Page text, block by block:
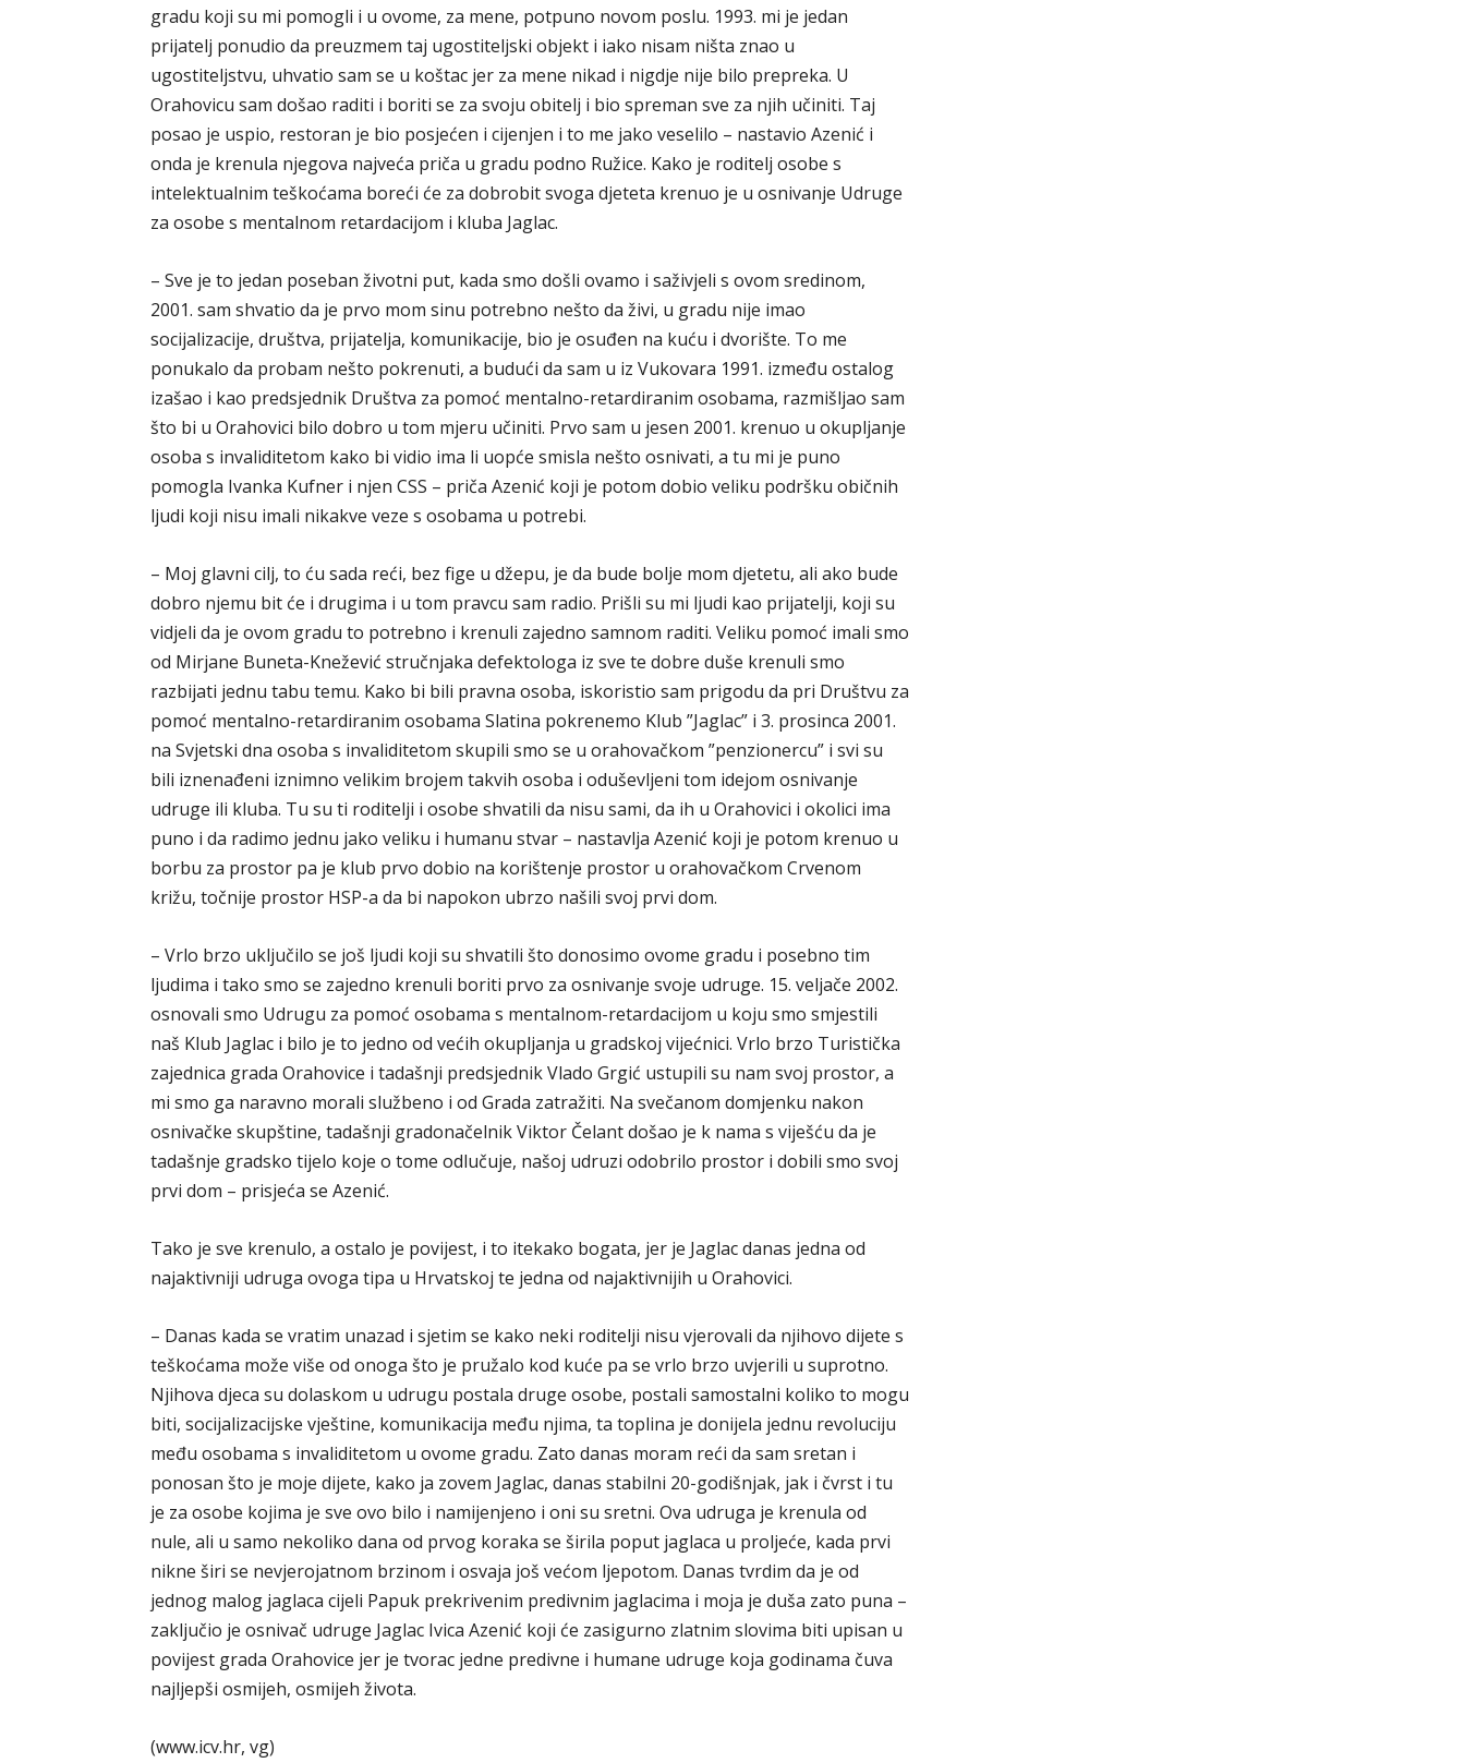
gradu koji su mi pomogli i u ovome, za mene, potpuno novom poslu. 1993. mi je jedan
prijatelj ponudio da preuzmem taj ugostiteljski objekt i iako nisam ništa znao u
ugostiteljstvu, uhvatio sam se u koštac jer za mene nikad i nigdje nije bilo prepreka. U
Orahovicu sam došao raditi i boriti se za svoju obitelj i bio spreman sve za njih učiniti. Taj
posao je uspio, restoran je bio posjećen i cijenjen i to me jako veselilo – nastavio Azenić i
onda je krenula njegova najveća priča u gradu podno Ružice. Kako je roditelj osobe s
intelektualnim teškoćama boreći će za dobrobit svoga djeteta krenuo je u osnivanje Udruge
za osobe s mentalnom retardacijom i kluba Jaglac.
– Sve je to jedan poseban životni put, kada smo došli ovamo i saživjeli s ovom sredinom,
2001. sam shvatio da je prvo mom sinu potrebno nešto da živi, u gradu nije imao
socijalizacije, društva, prijatelja, komunikacije, bio je osuđen na kuću i dvorište. To me
ponukalo da probam nešto pokrenuti, a budući da sam u iz Vukovara 1991. između ostalog
izašao i kao predsjednik Društva za pomoć mentalno-retardiranim osobama, razmišljao sam
što bi u Orahovici bilo dobro u tom mjeru učiniti. Prvo sam u jesen 2001. krenuo u okupljanje
osoba s invaliditetom kako bi vidio ima li uopće smisla nešto osnivati, a tu mi je puno
pomogla Ivanka Kufner i njen CSS – priča Azenić koji je potom dobio veliku podršku običnih
ljudi koji nisu imali nikakve veze s osobama u potrebi.
– Moj glavni cilj, to ću sada reći, bez fige u džepu, je da bude bolje mom djetetu, ali ako bude
dobro njemu bit će i drugima i u tom pravcu sam radio. Prišli su mi ljudi kao prijatelji, koji su
vidjeli da je ovom gradu to potrebno i krenuli zajedno samnom raditi. Veliku pomoć imali smo
od Mirjane Buneta-Knežević stručnjaka defektologa iz sve te dobre duše krenuli smo
razbijati jednu tabu temu. Kako bi bili pravna osoba, iskoristio sam prigodu da pri Društvu za
pomoć mentalno-retardiranim osobama Slatina pokrenemo Klub ”Jaglac” i 3. prosinca 2001.
na Svjetski dna osoba s invaliditetom skupili smo se u orahovačkom ”penzionercu” i svi su
bili iznenađeni iznimno velikim brojem takvih osoba i oduševljeni tom idejom osnivanje
udruge ili kluba. Tu su ti roditelji i osobe shvatili da nisu sami, da ih u Orahovici i okolici ima
puno i da radimo jednu jako veliku i humanu stvar – nastavlja Azenić koji je potom krenuo u
borbu za prostor pa je klub prvo dobio na korištenje prostor u orahovačkom Crvenom
križu, točnije prostor HSP-a da bi napokon ubrzo našili svoj prvi dom.
– Vrlo brzo uključilo se još ljudi koji su shvatili što donosimo ovome gradu i posebno tim
ljudima i tako smo se zajedno krenuli boriti prvo za osnivanje svoje udruge. 15. veljače 2002.
osnovali smo Udrugu za pomoć osobama s mentalnom-retardacijom u koju smo smjestili
naš Klub Jaglac i bilo je to jedno od većih okupljanja u gradskoj vijećnici. Vrlo brzo Turistička
zajednica grada Orahovice i tadašnji predsjednik Vlado Grgić ustupili su nam svoj prostor, a
mi smo ga naravno morali službeno i od Grada zatražiti. Na svečanom domjenku nakon
osnivačke skupštine, tadašnji gradonačelnik Viktor Čelant došao je k nama s viješću da je
tadašnje gradsko tijelo koje o tome odlučuje, našoj udruzi odobrilo prostor i dobili smo svoj
prvi dom – prisjeća se Azenić.
Tako je sve krenulo, a ostalo je povijest, i to itekako bogata, jer je Jaglac danas jedna od
najaktivniji udruga ovoga tipa u Hrvatskoj te jedna od najaktivnijih u Orahovici.
– Danas kada se vratim unazad i sjetim se kako neki roditelji nisu vjerovali da njihovo dijete s
teškoćama može više od onoga što je pružalo kod kuće pa se vrlo brzo uvjerili u suprotno.
Njihova djeca su dolaskom u udrugu postala druge osobe, postali samostalni koliko to mogu
biti, socijalizacijske vještine, komunikacija među njima, ta toplina je donijela jednu revoluciju
među osobama s invaliditetom u ovome gradu. Zato danas moram reći da sam sretan i
ponosan što je moje dijete, kako ja zovem Jaglac, danas stabilni 20-godišnjak, jak i čvrst i tu
je za osobe kojima je sve ovo bilo i namijenjeno i oni su sretni. Ova udruga je krenula od
nule, ali u samo nekoliko dana od prvog koraka se širila poput jaglaca u proljeće, kada prvi
nikne širi se nevjerojatnom brzinom i osvaja još većom ljepotom. Danas tvrdim da je od
jednog malog jaglaca cijeli Papuk prekrivenim predivnim jaglacima i moja je duša zato puna –
zaključio je osnivač udruge Jaglac Ivica Azenić koji će zasigurno zlatnim slovima biti upisan u
povijest grada Orahovice jer je tvorac jedne predivne i humane udruge koja godinama čuva
najljepši osmijeh, osmijeh života.
(www.icv.hr, vg)